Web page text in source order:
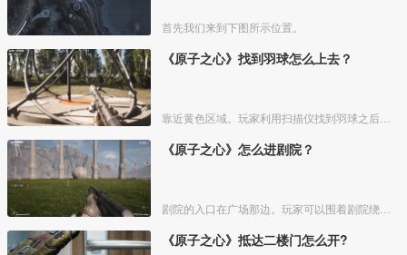
首先我们来到下图所示位置。
《原子之心》找到羽球怎么上去？
《原子之心》怎么进剧院？
《原子之心》抵达二楼门怎么开?